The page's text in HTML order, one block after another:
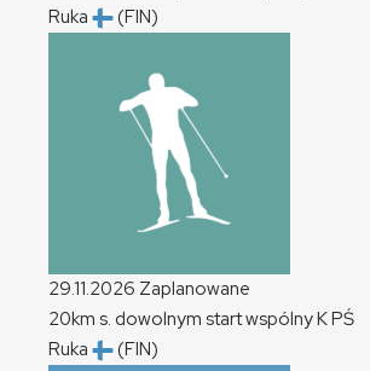
Ruka
(FIN)
29.11.2026 Zaplanowane
20km s. dowolnym start wspólnyKPŚ
Ruka
(FIN)